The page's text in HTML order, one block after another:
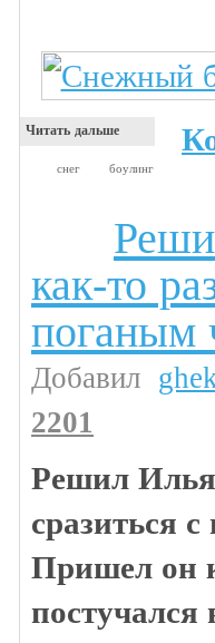
Читать дальше
снег боулинг
как-то
поганым
Добавил
2201
Решил
сразиться
Пришел он
постучался